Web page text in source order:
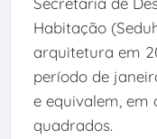
Habitação
arquitetura em
período de
e equivalem, em
quadrados.